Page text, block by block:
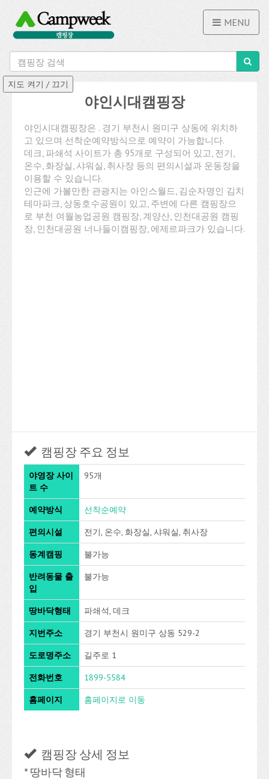
MENU
야인시대캠핑장
야인시대캠핑장은 . 경기 부천시 원미구 상동에 위치하
고 있으며 선착순예약방식으로 예약이 가능합니다.
데크, 파쇄석 사이트가 총 95개로 구성되어 있고, 전기,
온수, 화장실, 샤워실, 취사장 등의 편의시설과 운동장을
이용할 수 있습니다.
인근에 가볼만한 관광지는 아인스월드, 김순자명인 김치
테마파크, 상동호수공원이 있고, 주변에 다른 캠핑장으
로 부천 여월농업공원 캠핑장, 계양산, 인천대공원 캠핑
장, 인천대공원 너나들이캠핑장, 에제르파크가 있습니다.
캠핑장 주요 정보
야영장 사이
트 수
95개
예약방식 선착순예약
편의시설 전기, 온수, 화장실, 샤워실, 취사장
동계캠핑 불가능
반려동물 출
입
불가능
땅바닥형태 파쇄석, 데크
지번주소 경기 부천시 원미구 상동 529-2
도로명주소 길주로 1
전화번호 1899-5584
홈페이지 홈페이지로 이동
캠핑장 상세 정보
* 땅바닥 형태